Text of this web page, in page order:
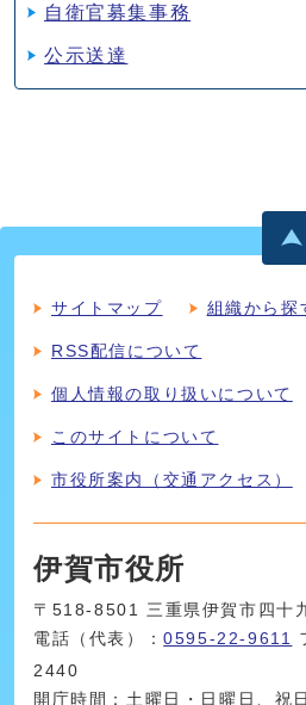
自衛官募集事務
公示送達
サイトマップ 組織から探
RSS配信について
個人情報の取り扱いについて
このサイトについて
市役所案内（交通アクセス）
伊賀市役所
〒518-8501 三重県伊賀市四十
電話（代表）：0595-22-9611
2440
開庁時間：土曜日・日曜日、祝